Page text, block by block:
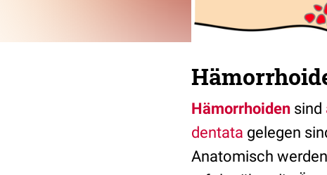
Hämorrhoiden sind
dentata gelegen
Anatomisch